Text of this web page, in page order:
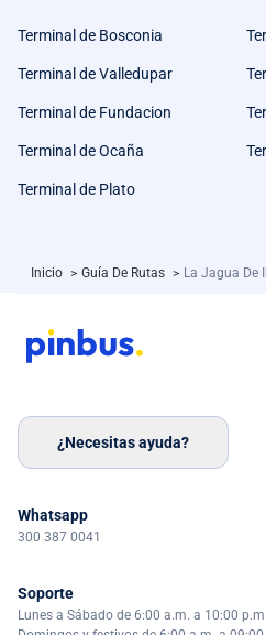
Terminal de Bosconia
Terminal de Valledupar
Terminal de Fundacion
Terminal de Ocaña
Terminal de Plato
Inicio > Guía De Rutas > La Jagua De
¿Necesitas ayuda?
Whatsapp
300 387 0041
Soporte
Lunes a Sábado de 6:00 a.m. a 10:00 p.m.